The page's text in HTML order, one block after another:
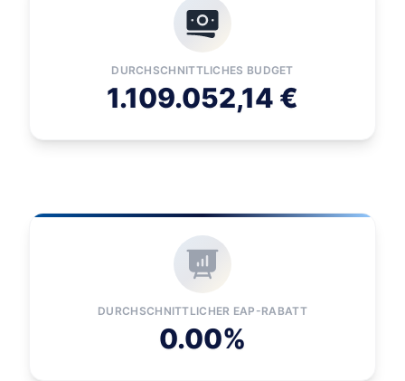
DURCHSCHNITTLICHES BUDGET
1.109.052,14 €
DURCHSCHNITTLICHER EAP-RABATT
0.00%